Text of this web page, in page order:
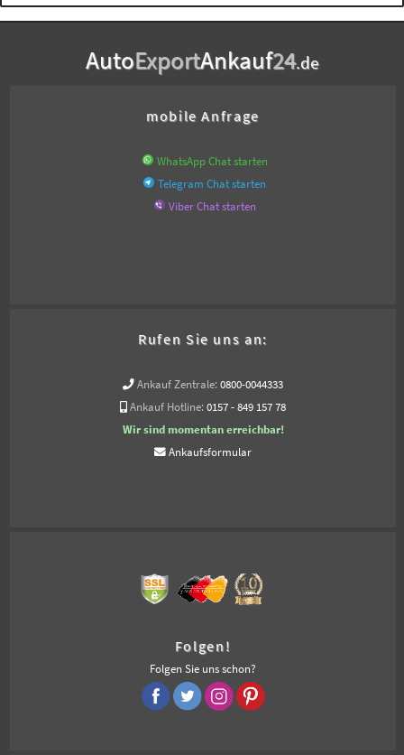
AutoExportAnkauf24.de
mobile Anfrage
WhatsApp Chat starten
Telegram Chat starten
Viber Chat starten
Rufen Sie uns an:
Ankauf Zentrale: 0800-0044333
Ankauf Hotline: 0157 - 849 157 78
Wir sind momentan erreichbar!
Ankaufsformular
Folgen!
Folgen Sie uns schon?